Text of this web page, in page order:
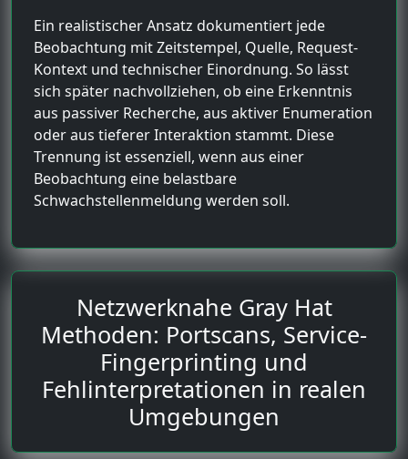
Ein realistischer Ansatz dokumentiert jede
Beobachtung mit Zeitstempel, Quelle, Request-
Kontext und technischer Einordnung. So lässt
sich später nachvollziehen, ob eine Erkenntnis
aus passiver Recherche, aus aktiver Enumeration
oder aus tieferer Interaktion stammt. Diese
Trennung ist essenziell, wenn aus einer
Beobachtung eine belastbare
Schwachstellenmeldung werden soll.
Netzwerknahe Gray Hat
Methoden: Portscans, Service-
Fingerprinting und
Fehlinterpretationen in realen
Umgebungen